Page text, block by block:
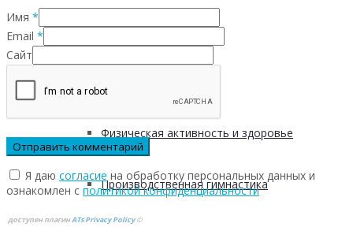
медицинские осмотры
Физическая активность и здоровье
Производственная гимнастика
Имя *
Email *
Сайт
Я даю согласие на обработку персональных данных и
ознакомлен с политикой конфиденциальности
доступен плагинATs Privacy Policy©